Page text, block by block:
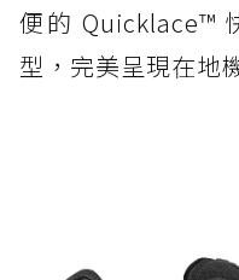
便的 Quicklace™
型，完美呈現在地